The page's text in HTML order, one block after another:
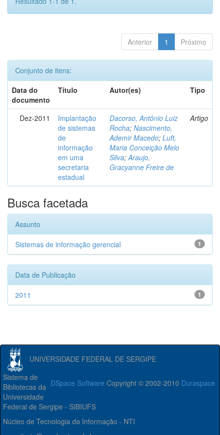
Anterior 1 Próximo
Conjunto de itens:
Data do
documento
Título Autor(es) Tipo
Dez-2011
Implantação
de sistemas
de
informação
em uma
secretaria
estadual
Dacorso, Antônio Luiz
Rocha; Nascimento,
Ademir Macedo; Luft,
Maria Conceição Melo
Silva;Araujo,
Gracyanne Freire de
Artigo
Busca facetada
Assunto
1
Sistemas de informação gerencial
Data de Publicação
1
2011
UNIVERSIDADE FEDERAL DE SERGIPE
DSpace Software Copyright © 2002-2010 Duraspace
Sistema de
Bibliotecas da
Universidade
Federal de Sergipe - SIBIUFS
Núcleo de Tecnologia da Informação - NTI